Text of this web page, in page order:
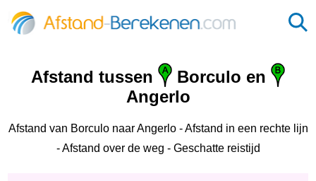
Afstand tussen
Borculo en
Angerlo
Afstand van Borculo naar Angerlo - Afstand in een rechte lijn
- Afstand over de weg - Geschatte reistijd